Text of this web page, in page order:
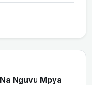
Nguvu Mpya